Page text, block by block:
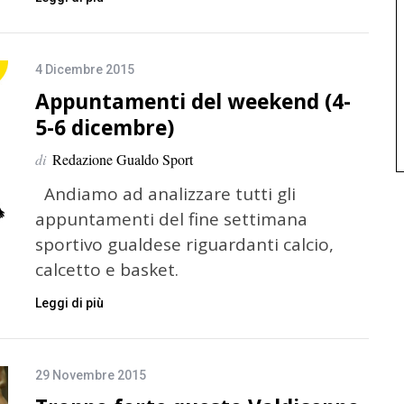
4 Dicembre 2015
Appuntamenti del weekend (4-
5-6 dicembre)
di Redazione Gualdo Sport
Andiamo ad analizzare tutti gli
appuntamenti del fine settimana
sportivo gualdese riguardanti calcio,
calcetto e basket.
Leggi di più
29 Novembre 2015